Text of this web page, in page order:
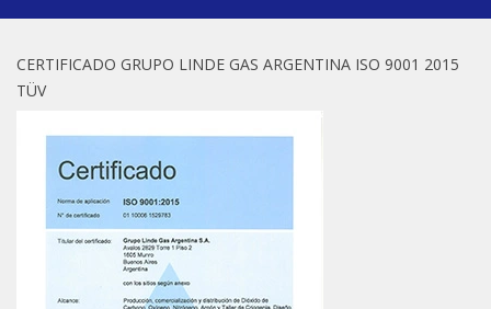
CERTIFICADO GRUPO LINDE GAS ARGENTINA ISO 9001 2015
TÜV